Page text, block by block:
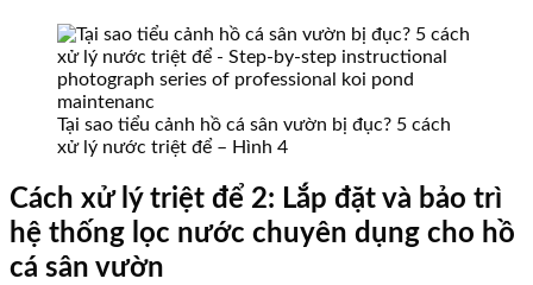
Tại sao tiểu cảnh hồ cá sân vườn bị đục? 5 cách
xử lý nước triệt để – Hình 4
Cách xử lý triệt để 2: Lắp đặt và bảo trì
hệ thống lọc nước chuyên dụng cho hồ
cá sân vườn